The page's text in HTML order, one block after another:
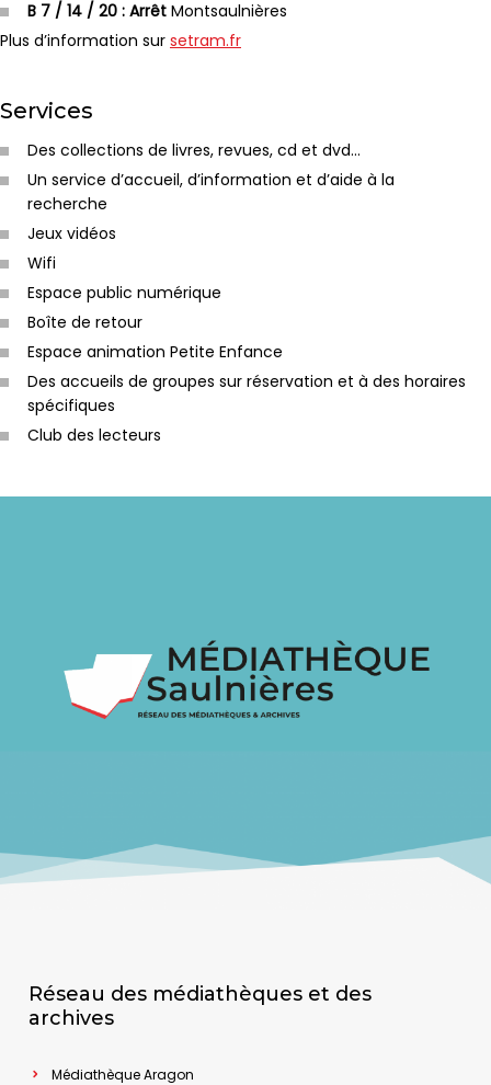
B 7 / 14 / 20 : Arrêt Montsaulnières
Plus d’information sur setram.fr
Services
Des collections de livres, revues, cd et dvd…
Un service d’accueil, d’information et d’aide à la
recherche
Jeux vidéos
Wifi
Espace public numérique
Boîte de retour
Espace animation Petite Enfance
Des accueils de groupes sur réservation et à des horaires
spécifiques
Club des lecteurs
Réseau des médiathèques et des
archives
Médiathèque Aragon